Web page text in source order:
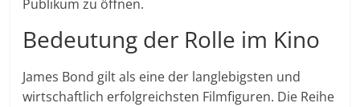
Publikum zu öffnen.
Bedeutung der Rolle im Kino
James Bond gilt als eine der langlebigsten und
wirtschaftlich erfolgreichsten Filmfiguren. Die Reihe